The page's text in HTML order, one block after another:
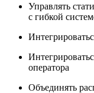
Управлять
с гибкой
оператора
Объединять